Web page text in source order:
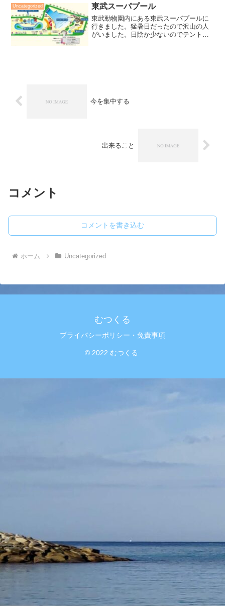
ど、薄手の長袖長ズボンを着...
Uncategorized 東武スーパプール
東武動物園内にある東武スーパプールに
行きました。猛暑日だったので沢山の人
がいました。日陰か少ないのでテントを
今を集中する
出来ること
コメント
コメントを書き込む
ホーム Uncategorized
むつくる
プライバシーポリシー・免責事項
© 2022 むつくる.